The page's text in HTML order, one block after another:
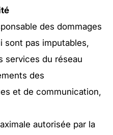
des dommages
sont pas imputables,
services du réseau
des
et de communication,
autorisée par la